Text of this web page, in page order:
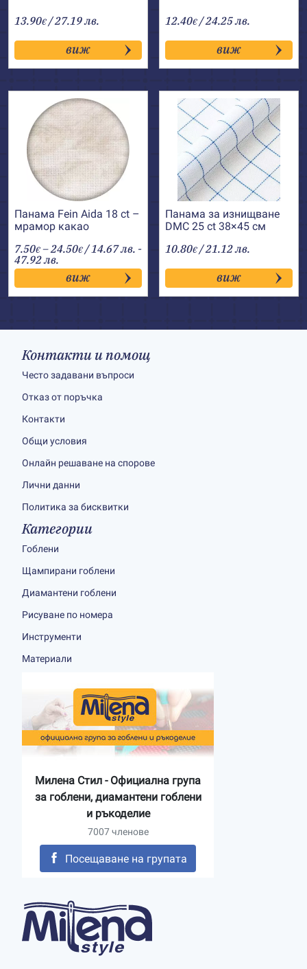
13.90€ / 27.19 лв.
виж
12.40€ / 24.25 лв.
виж
Панама Fein Aida 18 ct –
мрамор какао
7.50€ –24.50€Price
range:
7.50€
through
24.50€
/ 14.67 лв. -
47.92 лв.
виж
Панама за изнищване
DMC 25 ct 38×45 см
10.80€ / 21.12 лв.
виж
Контакти и помощ
Често задавани въпроси
Отказ от поръчка
Контакти
Общи условия
Онлайн решаване на спорове
Лични данни
Политика за бисквитки
Категории
Гоблени
Щампирани гоблени
Диамантени гоблени
Рисуване по номера
Инструменти
Материали
Милена Стил - Официална група
за гоблени, диамантени гоблени
и ръкоделие
7007 членове
Посещаване на групата